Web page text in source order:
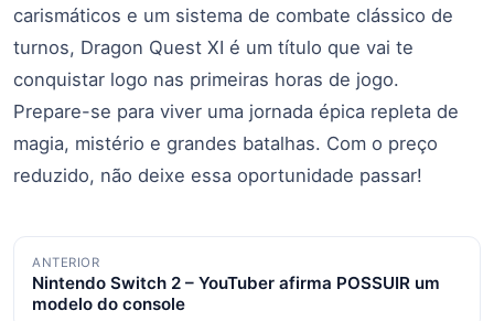
carismáticos e um sistema de combate clássico de
turnos, Dragon Quest XI é um título que vai te
conquistar logo nas primeiras horas de jogo.
Prepare-se para viver uma jornada épica repleta de
magia, mistério e grandes batalhas. Com o preço
reduzido, não deixe essa oportunidade passar!
Navegação
de
ANTERIOR
Nintendo Switch 2 – YouTuber afirma POSSUIR um
modelo do console